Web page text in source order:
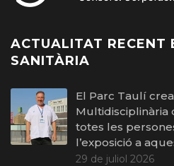
ACTUALITAT RECENT
SANITÀRIA
El Parc Taulí
Multidisciplinària
totes les
l’exposició a
29 de juliol 2026